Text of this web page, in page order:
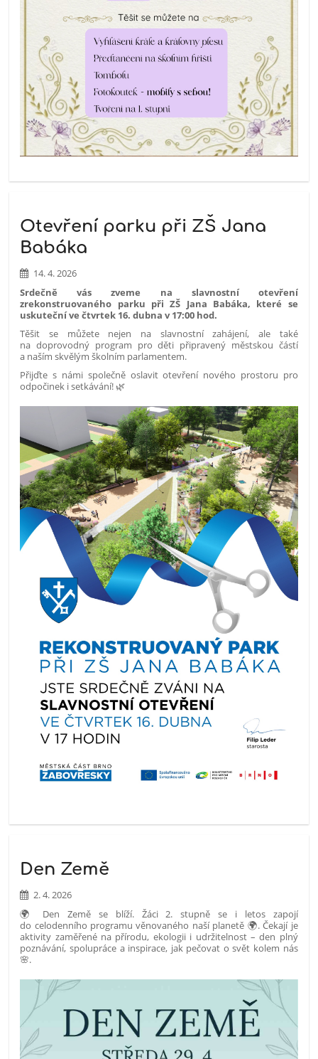
Otevření parku při ZŠ Jana
Babáka
14. 4. 2026
Srdečně vás zveme na slavnostní otevření
zrekonstruovaného parku při ZŠ Jana Babáka, které se
uskuteční ve čtvrtek 16. dubna v 17:00 hod.
Těšit se můžete nejen na slavnostní zahájení, ale také
na doprovodný program pro děti připravený městskou částí
a naším skvělým školním parlamentem.
Přijďte s námi společně oslavit otevření nového prostoru pro
odpočinek i setkávání! 🌿
Den Země
2. 4. 2026
🌍 Den Země se blíží. Žáci 2. stupně se i letos zapojí
do celodenního programu věnovaného naší planetě 🌍. Čekají je
aktivity zaměřené na přírodu, ekologii i udržitelnost – den plný
poznávání, spolupráce a inspirace, jak pečovat o svět kolem nás
🌸.